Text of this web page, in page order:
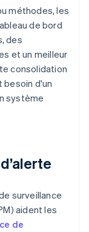
méthodes, les
de bord
des
et un meilleur
consolidation
besoin d'un
système
surveillance
aident les
de